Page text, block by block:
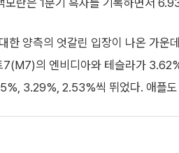
모란은 1분기 흑자를 기록하면서
한 양측의 엇갈린 입장이 나온 가
7(M7)의 엔비디아와 테슬라가
3.29%, 2.53%씩 뛰었다. 애플